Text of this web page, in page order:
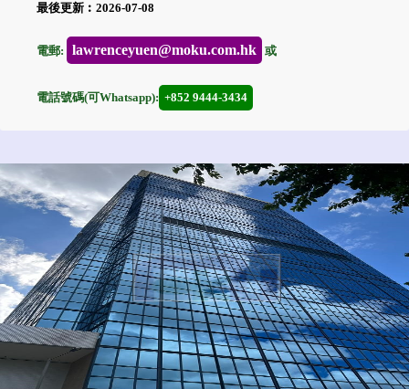
最後更新︰2026-07-08
電郵: lawrenceyuen@moku.com.hk 或
電話號碼(可Whatsapp): +852 9444-3434